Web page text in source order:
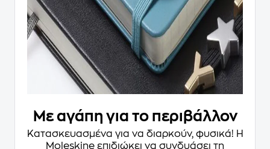
Με αγάπη για το περιβάλλον
Κατασκευασμένα για να διαρκούν, φυσικά! Η
Moleskine επιδιώκει να συνδυάσει τη